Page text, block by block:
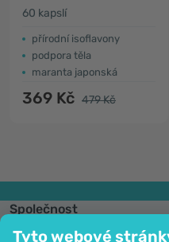
Tyto webové
60 kapslí
​přírodní isoflavony
podpora těla
maranta japonská
369 Kč 479 Kč
Společnost
Informace